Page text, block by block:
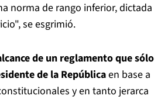
norma de rango inferior, dictada
se esgrimió.
de un reglamento que sólo
de la Repúblicaen base a
y en tanto jerarca